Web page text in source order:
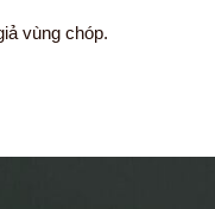
vùng chóp.